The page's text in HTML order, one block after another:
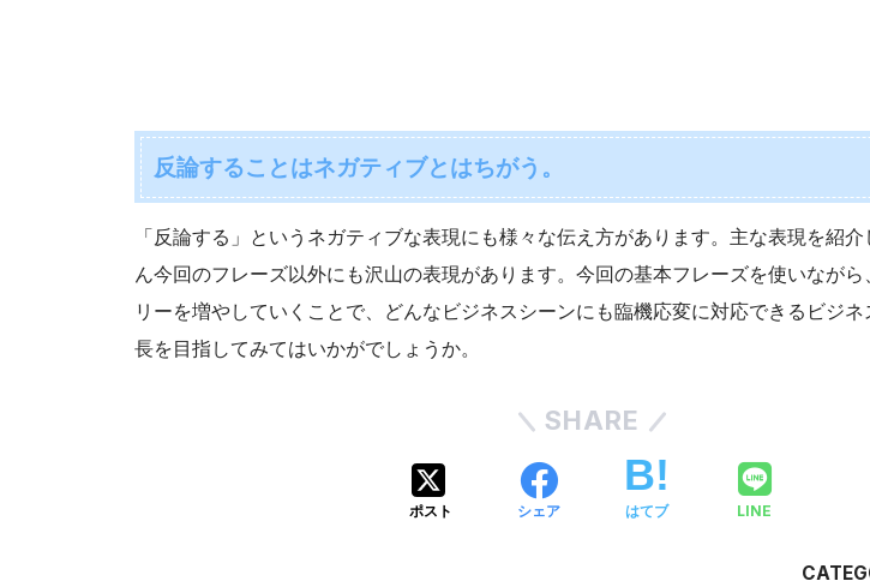
反論することはネガティブとはちがう。
「反論する」というネガティブな表現にも様々な伝え方があります。主な表現を紹
ん今回のフレーズ以外にも沢山の表現があります。今回の基本フレーズを使いながら
リーを増やしていくことで、どんなビジネスシーンにも臨機応変に対応できるビジ
長を目指してみてはいかがでしょうか。
SHARE
ポスト シェア はてブ LINE